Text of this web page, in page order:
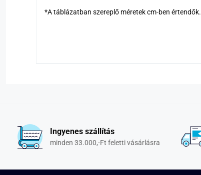
*A táblázatban szereplő méretek cm-ben értendők.
Ingyenes szállítás
minden 33.000,-Ft feletti vásárlásra